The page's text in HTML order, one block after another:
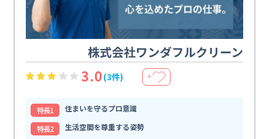
株式会社ワンダフルクリーン
3.0(3件) ＋
特⻑1
住まいを守るプロ意識
特⻑2
生活空間を尊重する姿勢